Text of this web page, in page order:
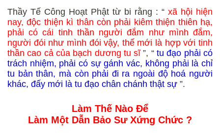
Thầy Tế Công Hoạt Phật từ bi rằng : “ xã hội hiện
nay, độc thiện kì thân còn phải kiêm thiện thiên hạ,
phải có cái tinh thần người đắm như mình đắm,
người đói như mình đói vậy, thế mới là hợp với tinh
thần cao cả của bạch dương tu sĩ”, “tu đạo phải có
trách nhiệm, phải có sự gánh vác, không phải là chỉ
tu bản thân, mà còn phải đi ra ngoài độ hoá người
khác, đấy mới là tu đạo chân chánh thật sự ”.
Làm Thế Nào Để
Làm Một Dẫn Bảo Sư Xứng Chức ?